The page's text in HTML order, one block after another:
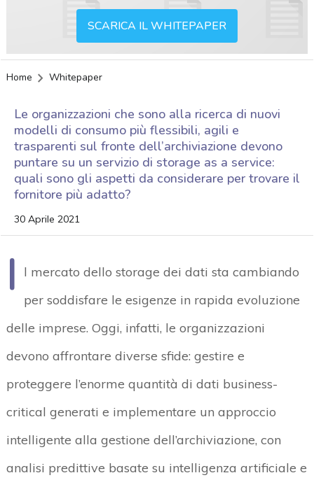
SCARICA IL WHITEPAPER
Home Whitepaper
Le organizzazioni che sono alla ricerca di nuovi
modelli di consumo più flessibili, agili e
trasparenti sul fronte dell’archiviazione devono
puntare su un servizio di storage as a service:
quali sono gli aspetti da considerare per trovare il
fornitore più adatto?
30 Aprile 2021
I
l mercato dello storage dei dati sta cambiando
per soddisfare le esigenze in rapida evoluzione
delle imprese. Oggi, infatti, le organizzazioni
devono affrontare diverse sfide: gestire e
proteggere l’enorme quantità di dati business-
critical generati e implementare un approccio
intelligente alla gestione dell’archiviazione, con
analisi predittive basate su intelligenza artificiale e